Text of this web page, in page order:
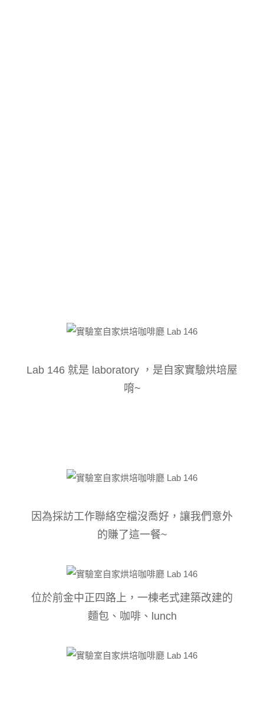
Lab 146 就是 laboratory ，是自家實驗烘培屋
唷~
因為採訪工作聯絡空檔沒喬好，讓我們意外
的賺了這一餐~
位於前金中正四路上，一棟老式建築改建的
麵包、咖啡、 lunch